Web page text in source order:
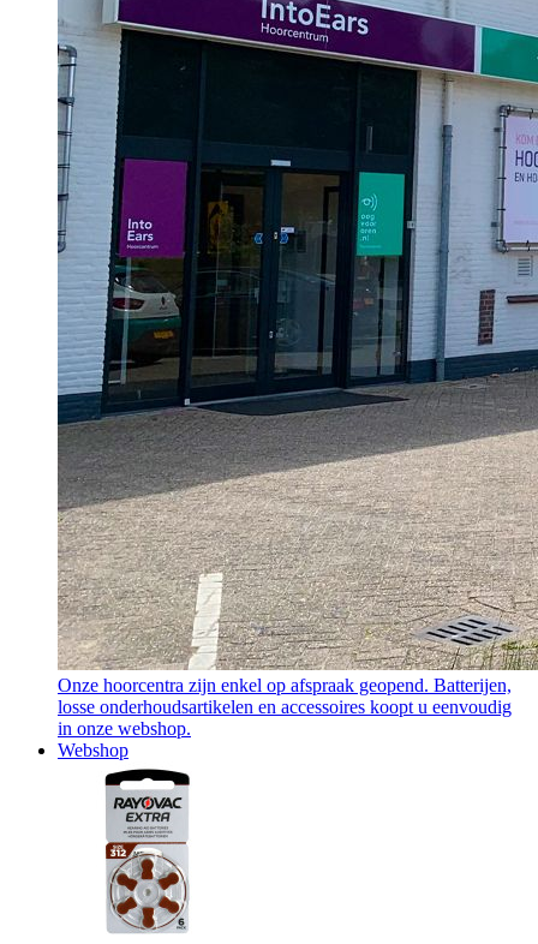
Onze hoorcentra zijn enkel op afspraak geopend. Batterijen,
losse onderhoudsartikelen en accessoires koopt u eenvoudig
in onze webshop.
Webshop